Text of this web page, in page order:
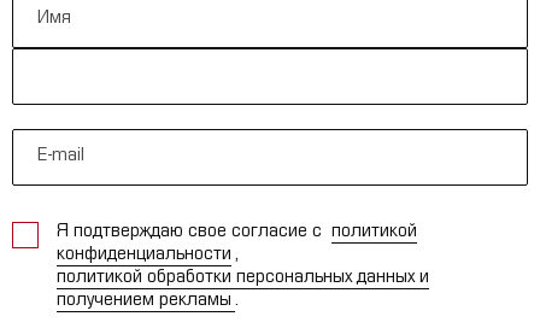
Я подтверждаю свое согласие с политикой
конфиденциальности ,
политикой обработки персональных данных и
получением рекламы .